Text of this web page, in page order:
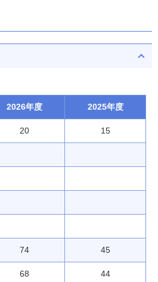
2026年度 2025年度
20 15
74 45
68 44